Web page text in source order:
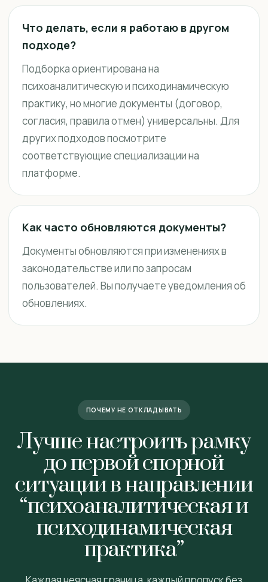
Что делать, если я работаю в другом
подходе?
Подборка ориентирована на
психоаналитическую и психодинамическую
практику, но многие документы (договор,
согласия, правила отмен) универсальны. Для
других подходов посмотрите
соответствующие специализации на
платформе.
Как часто обновляются документы?
Документы обновляются при изменениях в
законодательстве или по запросам
пользователей. Вы получаете уведомления об
обновлениях.
ПОЧЕМУ НЕ ОТКЛАДЫВАТЬ
Лучше настроить рамку
до первой спорной
ситуации в направлении
“психоаналитическая и
психодинамическая
практика”